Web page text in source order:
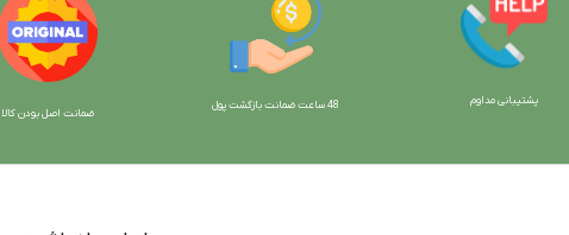
پشتیبانی مداوم 48 ساعت ضمانت بازگش ت پول
ضمانت اصل بودن کالا